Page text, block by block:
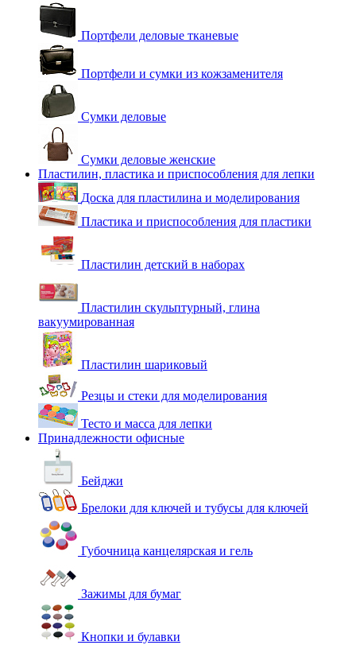
Портфели деловые тканевые
Портфели и сумки из кожзаменителя
Сумки деловые
Сумки деловые женские
Пластилин, пластика и приспособления для лепки
Доска для пластилина и моделирования
Пластика и приспособления для пластики
Пластилин детский в наборах
Пластилин скульптурный, глина
вакуумированная
Пластилин шариковый
Резцы и стеки для моделирования
Тесто и масса для лепки
Принадлежности офисные
Бейджи
Брелоки для ключей и тубусы для ключей
Губочница канцелярская и гель
Зажимы для бумаг
Кнопки и булавки